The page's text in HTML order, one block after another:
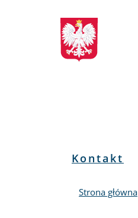
Biuletyn
Informacji
Publicznej
Menu
Kontakt
Strona główna